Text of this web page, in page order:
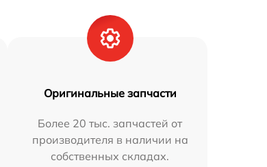
Оригинальные запчасти
Более 20 тыс. запчастей от
производителя в наличии на
собственных складах.